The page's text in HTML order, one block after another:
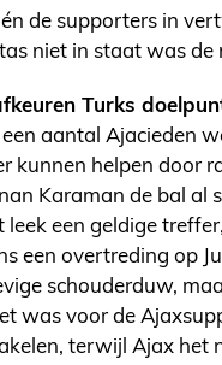
de supporters in
niet in staat was de
Turks
aantal Ajacieden
kunnen helpen door
Karaman de bal al
leek een geldige
een overtreding op
schouderduw,
was voor de
terwijl Ajax het